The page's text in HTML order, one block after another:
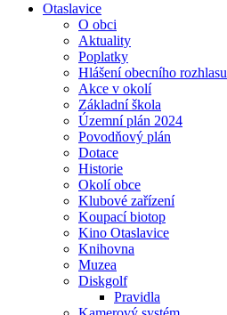
Otaslavice
O obci
Aktuality
Poplatky
Hlášení obecního rozhlasu
Akce v okolí
Základní škola
Územní plán 2024
Povodňový plán
Dotace
Historie
Okolí obce
Klubové zařízení
Koupací biotop
Kino Otaslavice
Knihovna
Muzea
Diskgolf
Pravidla